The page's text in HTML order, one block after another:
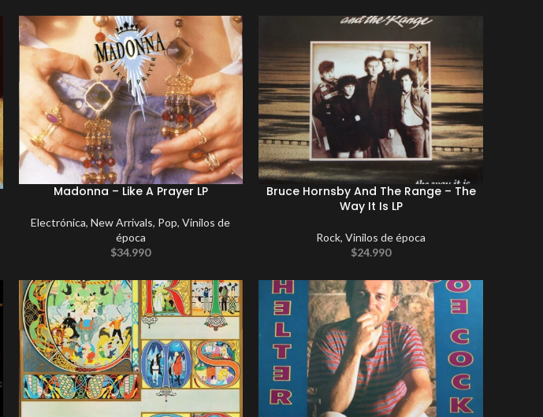
Madonna – Like A Prayer LP
Electrónica,New Arrivals, Pop,Vinilos de
época
$34.990
Bruce Hornsby And The Range – The
Way It Is LP
Rock,Vinilos de época
$24.990